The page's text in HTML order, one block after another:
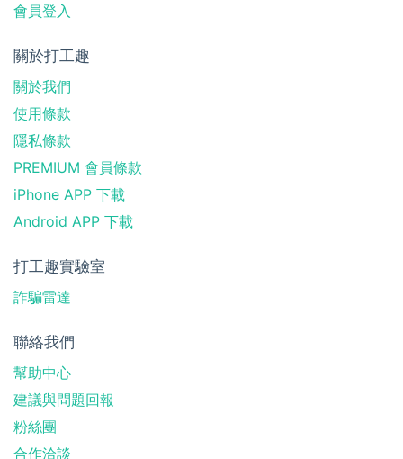
會員登入
關於打工趣
關於我們
使用條款
隱私條款
PREMIUM 會員條款
iPhone APP 下載
Android APP 下載
打工趣實驗室
詐騙雷達
聯絡我們
幫助中心
建議與問題回報
粉絲團
合作洽談